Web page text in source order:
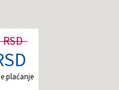
RSD
plaćanje